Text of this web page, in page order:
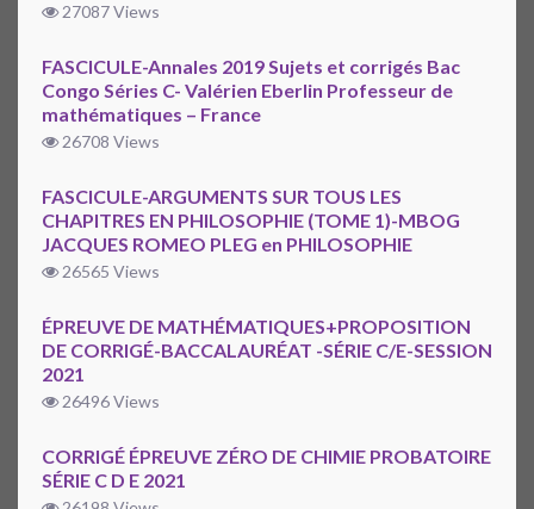
27087 Views
FASCICULE-Annales 2019 Sujets et corrigés Bac
Congo Séries C- Valérien Eberlin Professeur de
mathématiques – France
26708 Views
FASCICULE-ARGUMENTS SUR TOUS LES
CHAPITRES EN PHILOSOPHIE (TOME 1)-MBOG
JACQUES ROMEO PLEG en PHILOSOPHIE
26565 Views
ÉPREUVE DE MATHÉMATIQUES+PROPOSITION
DE CORRIGÉ-BACCALAURÉAT -SÉRIE C/E-SESSION
2021
26496 Views
CORRIGÉ ÉPREUVE ZÉRO DE CHIMIE PROBATOIRE
SÉRIE C D E 2021